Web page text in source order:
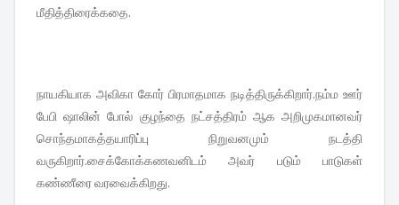
மீதித்திரைக்கதை.
நாயகியாக அவிகா கோர் பிரமாதமாக நடித்திருக்கிறார்.நம்ம ஊர்
பேபி ஷாலின் போல் குழந்தை நட்சத்திரம் ஆக அறிமுகமானவர்
சொந்தமாகத்தயாரிப்பு நிறுவனமும் நடத்தி
வருகிறார்.சைக்கோக்கணவனிடம் அவர் படும் பாடுகள்
கண்ணீரை வரவைக்கிறது.